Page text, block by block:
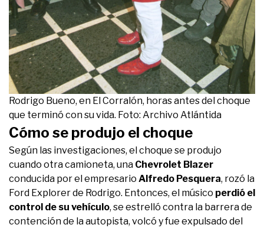
Rodrigo Bueno, en El Corralón, horas antes del choque
que terminó con su vida. Foto: Archivo Atlántida
Cómo se produjo el choque
Según las investigaciones, el choque se produjo
cuando otra camioneta, una Chevrolet Blazer
conducida por el empresario Alfredo Pesquera, rozó la
Ford Explorer de Rodrigo. Entonces, el músico perdió el
control de su vehículo, se estrelló contra la barrera de
contención de la autopista, volcó y fue expulsado del